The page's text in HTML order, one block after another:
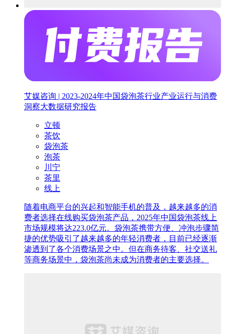
艾媒咨询 | 2023-2024年中国袋泡茶行业产业运行与消费
洞察大数据研究报告
立顿
茶饮
袋泡茶
泡茶
川宁
茶里
线上
随着电商平台的兴起和智能手机的普及，越来越多的消
费者选择在线购买袋泡茶产品，2025年中国袋泡茶线上
市场规模将达223.0亿元。袋泡茶携带方便、冲泡步骤简
捷的优势吸引了越来越多的年轻消费者，目前已经逐渐
渗透到了各个消费场景之中。但在商务待客、社交送礼
等商务场景中，袋泡茶尚未成为消费者的主要选择。